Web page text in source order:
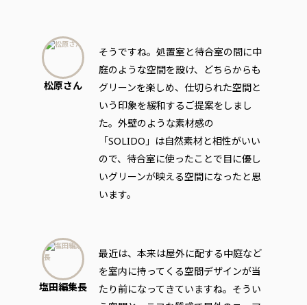
松原さん
そうですね。処置室と待合室の間に中
庭のような空間を設け、どちらからも
グリーンを楽しめ、仕切られた空間と
いう印象を緩和するご提案をしまし
た。外壁のような素材感の
「SOLIDO」は自然素材と相性がいい
ので、待合室に使ったことで目に優し
いグリーンが映える空間になったと思
います。
塩田編集長
最近は、本来は屋外に配する中庭など
を室内に持ってくる空間デザインが当
たり前になってきていますね。そうい